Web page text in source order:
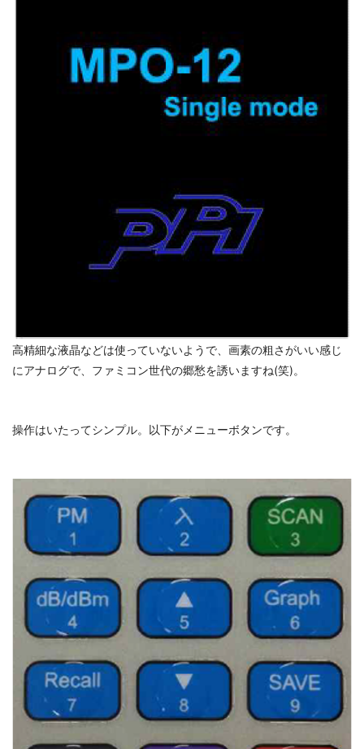
高精細な液晶などは使っていないようで、画素の粗さがいい感じ
にアナログで、ファミコン世代の郷愁を誘いますね(笑)。
操作はいたってシンプル。以下がメニューボタンです。